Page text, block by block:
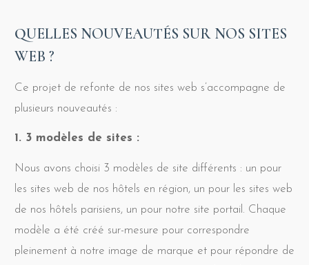
QUELLES NOUVEAUTÉS SUR NOS SITES
WEB ?
Ce projet de refonte de nos sites web s’accompagne de
plusieurs nouveautés :
1. 3 modèles de sites :
Nous avons choisi 3 modèles de site différents : un pour
les sites web de nos hôtels en région, un pour les sites web
de nos hôtels parisiens, un pour notre site portail. Chaque
modèle a été créé sur-mesure pour correspondre
pleinement à notre image de marque et pour répondre de